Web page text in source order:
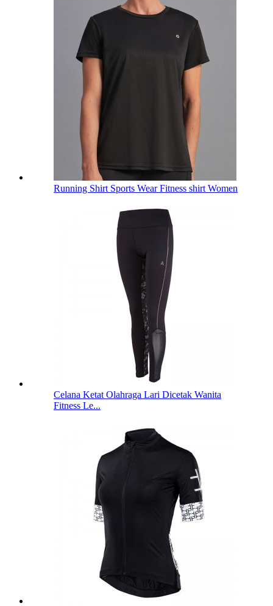
Running Shirt Sports Wear Fitness shirt Women
Celana Ketat Olahraga Lari Dicetak Wanita
Fitness Le...